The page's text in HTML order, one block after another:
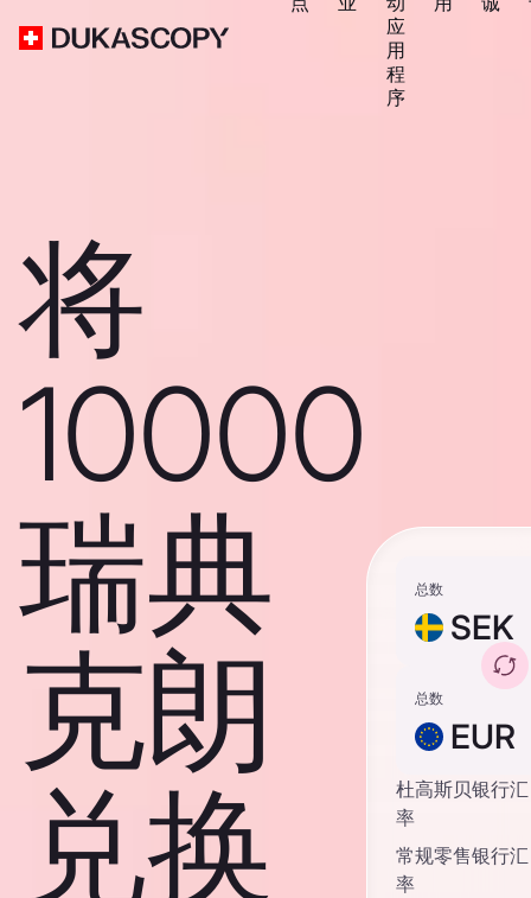
应
用
程
序
将
10000
瑞典
克朗
兑换
总数
SEK
总数
EUR
杜高斯贝银行汇
率
常规零售银行汇
率